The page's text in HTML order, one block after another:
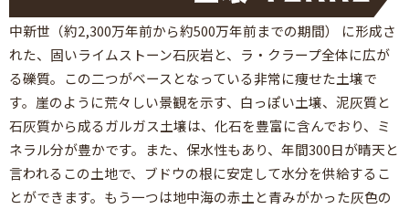
中新世（約2,300万年前から約500万年前までの期間） に形成さ
れた、固いライムストーン石灰岩と、ラ・クラープ全体に広が
る礫質。この二つがベースとなっている非常に痩せた土壌で
す。崖のように荒々しい景観を示す、白っぽい土壌、泥灰質と
石灰質から成るガルガス土壌は、化石を豊富に含んでおり、ミ
ネラル分が豊かです。また、保水性もあり、年間300日が晴天と
言われるこの土地で、ブドウの根に安定して水分を供給するこ
とができます。もう一つは地中海の赤土と青みがかった灰色の